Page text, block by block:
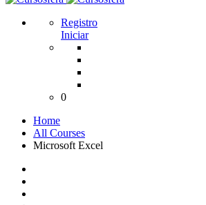
Registro
Iniciar
0
Home
All Courses
Microsoft Excel